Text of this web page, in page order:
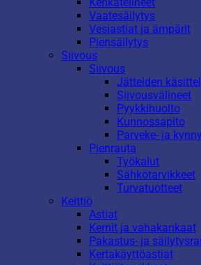
Vaatesäilytys
Vesiastiat ja ämpärit
Piensäilytys
Siivous
Siivous
Jätteiden
Siivousvälineet
Pyykkihuolto
Kunnossapito
Parveke- ja
Pienrauta
Työkalut
Sähkötarvikkeet
Turvatuotteet
Keittiö
Astiat
Kernit ja vahakankaat
Pakastus- ja
Kertakäyttöastiat